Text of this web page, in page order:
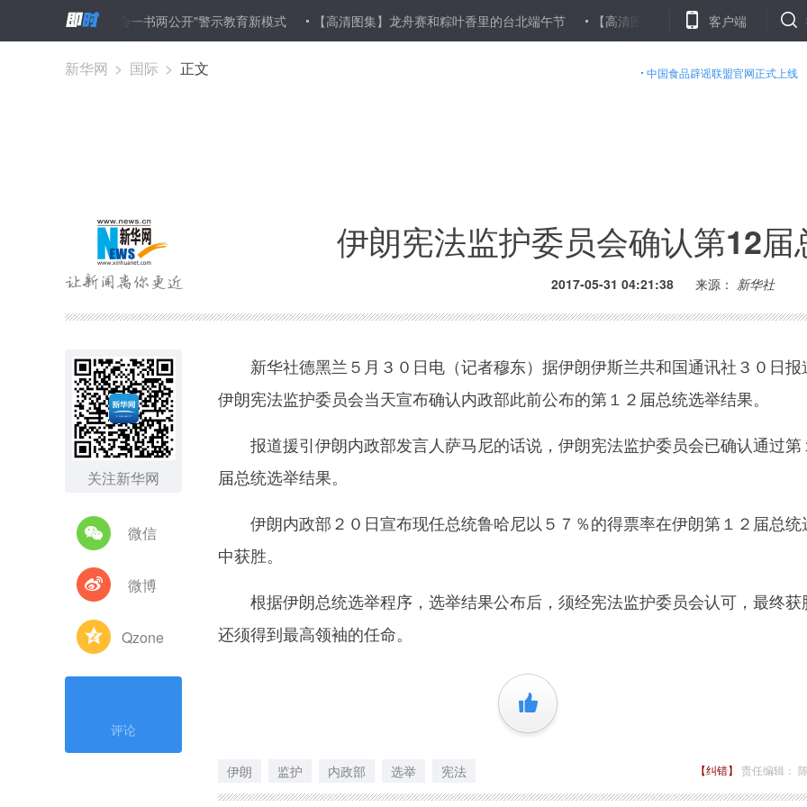
江西探索"三会一书两公开"警示教育新模式 【高清图集】龙舟赛和粽叶香里的台北端午节 【高清图集】端午时节抢收麦 【高清图集
客户端
中国食品辟谣联盟官网正式上线
新华网 > 国际 > 正文
伊朗宪法监护委员会确认第12
2017-05-31 04:21:38 来源： 新华社
关注新华网
微信
微博
Qzone
评论
新华社德黑兰５月３０日电（记者穆东）据伊朗伊斯兰共和国通讯社３０日报
伊朗宪法监护委员会当天宣布确认内政部此前公布的第１２届总统选举结果。
报道援引伊朗内政部发言人萨马尼的话说，伊朗宪法监护委员会已确认通过第
届总统选举结果。
伊朗内政部２０日宣布现任总统鲁哈尼以５７％的得票率在伊朗第１２届总统
中获胜。
根据伊朗总统选举程序，选举结果公布后，须经宪法监护委员会认可，最终获
还须得到最高领袖的任命。
+1
伊朗 监护 内政部 选举 宪法 【纠错】 责任编辑：